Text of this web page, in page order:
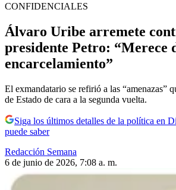
CONFIDENCIALES
Álvaro Uribe arremete
presidente Petro: “Merece
encarcelamiento”
El exmandatario se refirió a las “amenazas”
de Estado de cara a la segunda vuelta.
Siga los últimos detalles de la política en
puede saber
Redacción Semana
6 de junio de 2026, 7:08 a. m.